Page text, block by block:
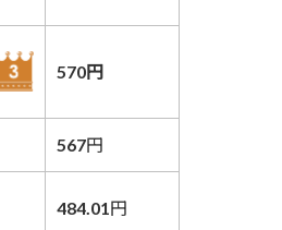
570円
567円
484.01円